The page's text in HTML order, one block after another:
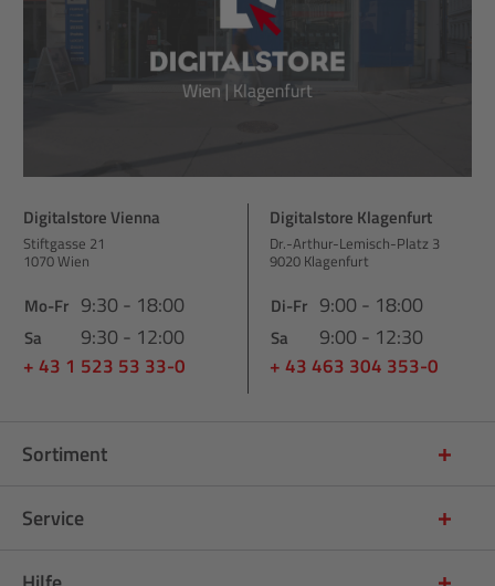
Digitalstore Vienna
Stiftgasse 21
1070 Wien
Mo-Fr 9:30 - 18:00
Sa 9:30 - 12:00
+ 43 1 523 53 33-0
Digitalstore Klagenfurt
Dr.-Arthur-Lemisch-Platz 3
9020 Klagenfurt
Di-Fr 9:00 - 18:00
Sa 9:00 - 12:30
+ 43 463 304 353-0
Sortiment
Service